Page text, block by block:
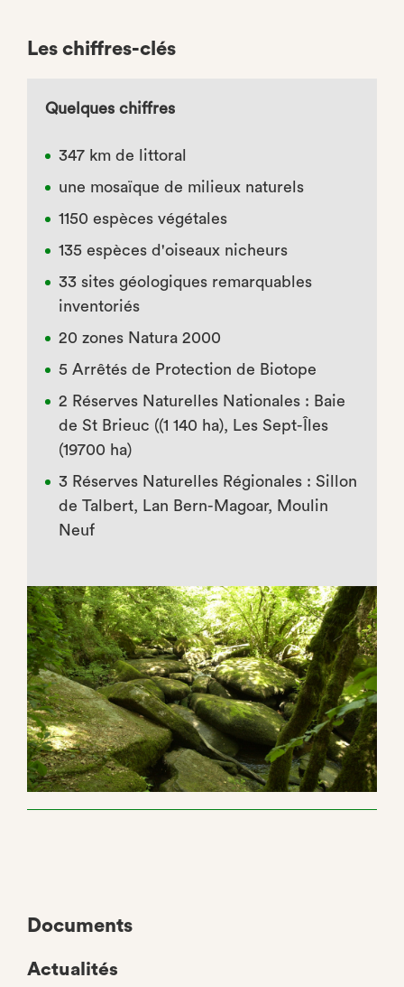
Les chiffres-clés
Quelques chiffres
347 km de littoral
une mosaïque de milieux naturels
1150 espèces végétales
135 espèces d'oiseaux nicheurs
33 sites géologiques remarquables
inventoriés
20 zones Natura 2000
5 Arrêtés de Protection de Biotope
2 Réserves Naturelles Nationales : Baie
de St Brieuc ((1 140 ha), Les Sept-Îles
(19700 ha)
3 Réserves Naturelles Régionales : Sillon
de Talbert, Lan Bern-Magoar, Moulin
Neuf
Documents
Actualités